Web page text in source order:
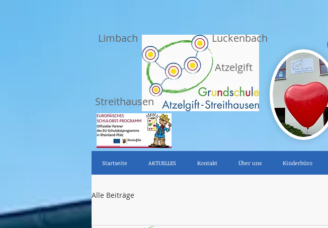
Limbach
Streithausen
Luckenbach
Atzelgift
Startseite AKTUELLES Kontakt Über uns Kinderbüro
Alle Beiträge